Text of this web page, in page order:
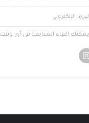
يمكنك الغاء المتابعة فى أى وقت